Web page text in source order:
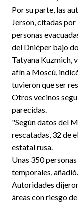
Por su parte, las
Jerson, citadas
personas
del Dniéper bajo
Tatyana Kuzmich,
afín a Moscú,
tuvieron que ser
Otros vecinos
parecidas.
"Según datos del
rescatadas, 32 de
estatal rusa.
Unas 350
temporales, añadió.
Autoridades
áreas con riesgo